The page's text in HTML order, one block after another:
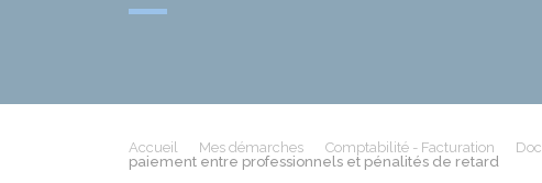
Accueil Mes démarches Comptabilité - Facturation
paiement entre professionnels et pénalités de retard